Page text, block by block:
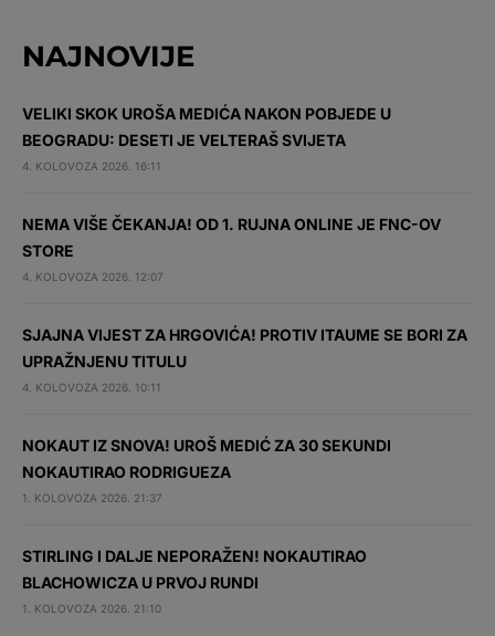
NAJNOVIJE
VELIKI SKOK UROŠA MEDIĆA NAKON POBJEDE U
BEOGRADU: DESETI JE VELTERAŠ SVIJETA
4. KOLOVOZA 2026. 16:11
NEMA VIŠE ČEKANJA! OD 1. RUJNA ONLINE JE FNC-OV
STORE
4. KOLOVOZA 2026. 12:07
SJAJNA VIJEST ZA HRGOVIĆA! PROTIV ITAUME SE BORI ZA
UPRAŽNJENU TITULU
4. KOLOVOZA 2026. 10:11
NOKAUT IZ SNOVA! UROŠ MEDIĆ ZA 30 SEKUNDI
NOKAUTIRAO RODRIGUEZA
1. KOLOVOZA 2026. 21:37
STIRLING I DALJE NEPORAŽEN! NOKAUTIRAO
BLACHOWICZA U PRVOJ RUNDI
1. KOLOVOZA 2026. 21:10